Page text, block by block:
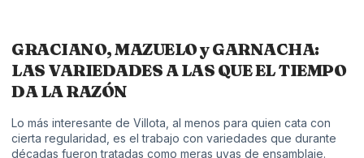
GRACIANO, MAZUELO y GARNACHA:
LAS VARIEDADES A LAS QUE EL TIEMPO
DA LA RAZÓN
Lo más interesante de Villota, al menos para quien cata con
cierta regularidad, es el trabajo con variedades que durante
décadas fueron tratadas como meras uvas de ensamblaje.